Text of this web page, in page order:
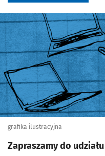
Kliknij, aby powiększyć
grafika ilustracyjna
Zapraszamy do